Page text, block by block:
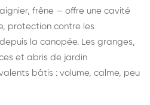
frêne — offre une cavité
protection contre les
la canopée. Les granges,
et abris de jardin
bâtis : volume, calme, peu